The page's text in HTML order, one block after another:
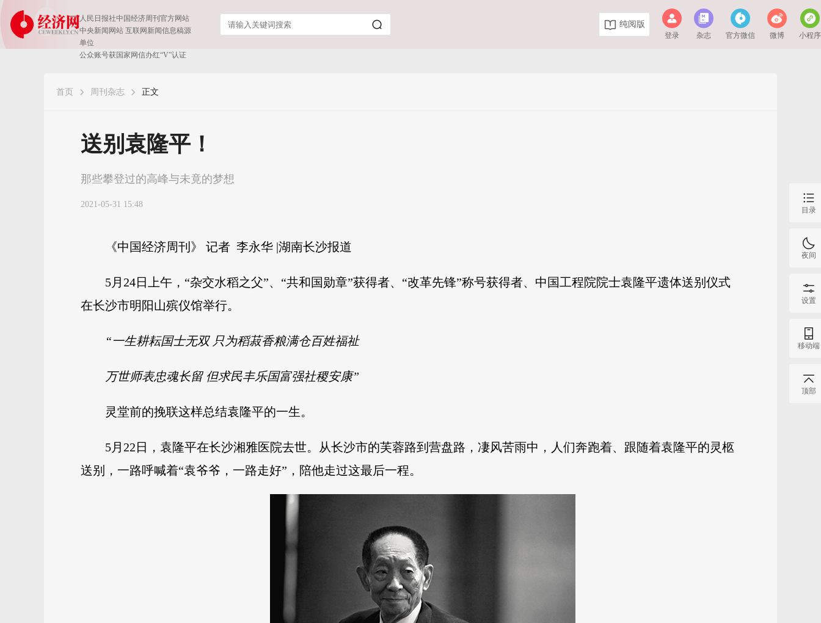
人民日报社中国经济周刊官方网站
中央新闻网站 互联网新闻信息稿源
单位
公众账号获国家网信办红“V”认证
纯阅版
登录 杂志 官方微信 微博 小程序
首页 周刊杂志 正文
送别袁隆平！
那些攀登过的高峰与未竟的梦想
2021-05-31 15:48
《中国经济周刊》 记者 李永华 |湖南长沙报道
5月24日上午，“杂交水稻之父”、“共和国勋章”获得者、“改革先锋”称号获得者、中国工程院院士袁隆平遗体送别仪式
在长沙市明阳山殡仪馆举行。
“一生耕耘国士无双 只为稻菽香粮满仓百姓福祉
万世师表忠魂长留 但求民丰乐国富强社稷安康”
灵堂前的挽联这样总结袁隆平的一生。
5月22日，袁隆平在长沙湘雅医院去世。从长沙市的芙蓉路到营盘路，凄风苦雨中，人们奔跑着、跟随着袁隆平的灵柩
送别，一路呼喊着“袁爷爷，一路走好”，陪他走过这最后一程。
目录
夜间
设置
移动端
顶部